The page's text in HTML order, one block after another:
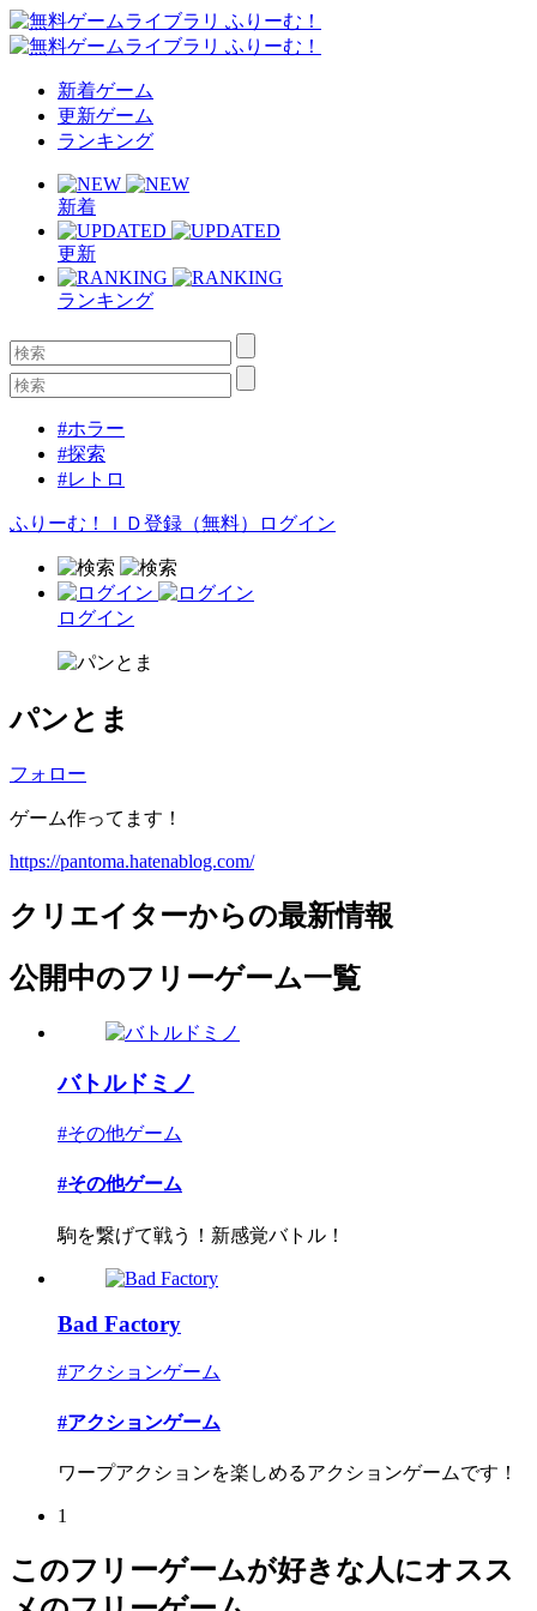
新着ゲーム
更新ゲーム
ランキング
新着
更新
ランキング
#ホラー
#探索
#レトロ
ふりーむ！ＩＤ登録（無料） ログイン
ログイン
パンとま
フォロー
ゲーム作ってます！
https://pantoma.hatenablog.com/
クリエイターからの最新情報
公開中のフリーゲーム一覧
バトルドミノ
#その他ゲーム
#その他ゲーム
駒を繋げて戦う！新感覚バトル！
Bad Factory
#アクションゲーム
#アクションゲーム
ワープアクションを楽しめるアクションゲームです！
1
このフリーゲームが好きな人にオスス